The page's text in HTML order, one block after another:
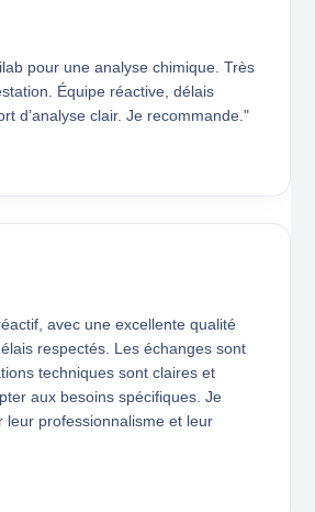
pour une analyse chimique. Très
Équipe réactive, délais
d’analyse clair. Je recommande."
avec une excellente qualité
respectés. Les échanges sont
techniques sont claires et
aux besoins spécifiques. Je
leur professionnalisme et leur